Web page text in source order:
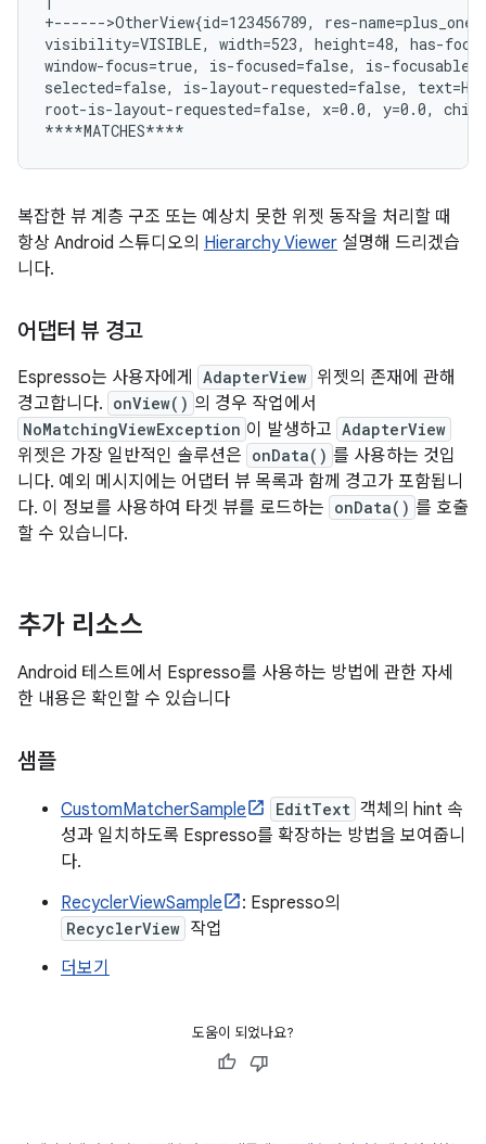
+------>OtherView{id=123456789, res-
visibility=VISIBLE, width=523, height=48, has-
window-focus=true, is-focused=false, is-
selected=false, is-layout-requested=false,
root-is-layout-requested=false, x=0.0, y=0.0,
복잡한 뷰 계층 구조 또는 예상치 못한 위젯 동작을 처리할 때
항상 Android 스튜디오의 Hierarchy Viewer 설명해 드리겠습
니다.
어댑터 뷰 경고
Espresso는 사용자에게 AdapterView 위젯의 존재에 관해
경고합니다. onView() 의 경우 작업에서
NoMatchingViewException 이 발생하고 AdapterView
위젯은 가장 일반적인 솔루션은 onData() 를 사용하는 것입
니다. 예외 메시지에는 어댑터 뷰 목록과 함께 경고가 포함됩니
다. 이 정보를 사용하여 타겟 뷰를 로드하는 onData() 를 호출
할 수 있습니다.
추가 리소스
Android 테스트에서 Espresso를 사용하는 방법에 관한 자세
한 내용은 확인할 수 있습니다
샘플
CustomMatcherSample EditText 객체의 hint 속
성과 일치하도록 Espresso를 확장하는 방법을 보여줍니
다.
RecyclerViewSample
: Espresso의
RecyclerView 작업
더보기
도움이 되었나요?